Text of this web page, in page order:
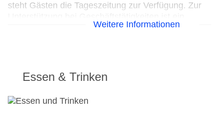
steht Gästen die Tageszeitung zur Verfügung. Zur
Check-in von: 18:00:00
Check-out bis: 11:00:00
Garage
Weitere Informationen
Essen & Trinken